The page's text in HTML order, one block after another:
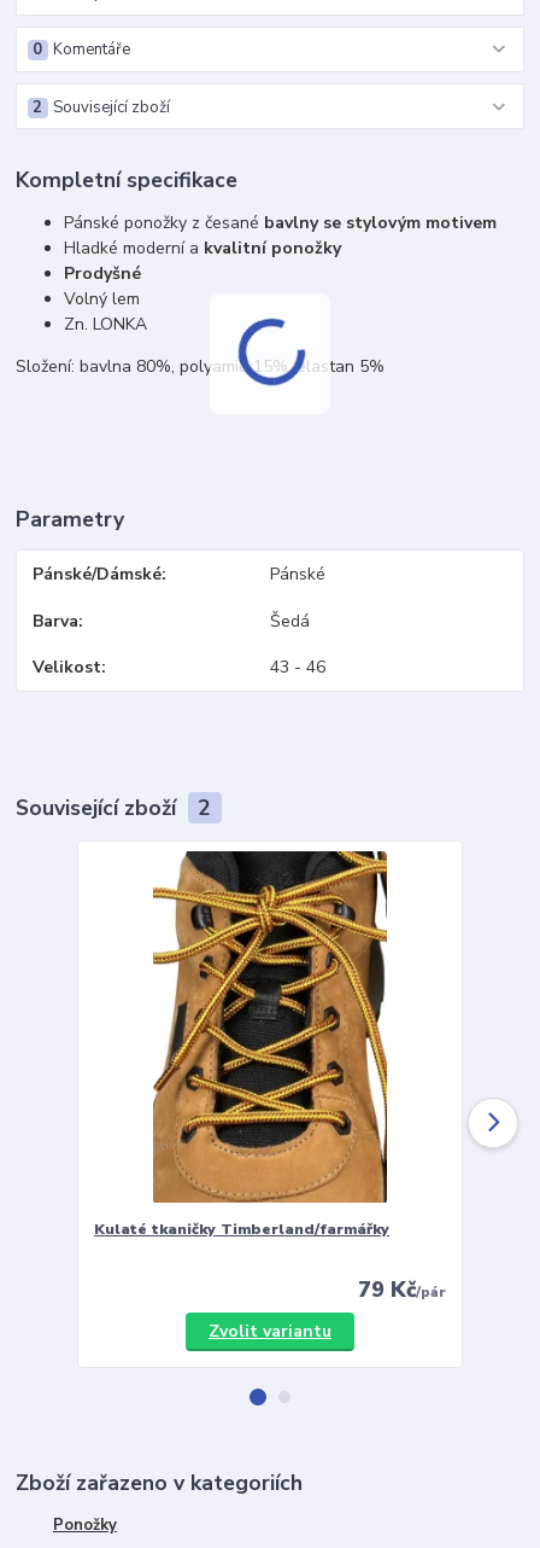
Komentáře
0
Související zboží
2
Kompletní specifikace
Pánské ponožky z česané bavlny se stylovým motivem
Hladké moderní a kvalitní ponožky
Prodyšné
Volný lem
Zn. LONKA
Složení: bavlna 80%, polyamid 15%, elastan 5%
Parametry
Pánské/Dámské Pánské
Barva Šedá
Velikost 43 - 46
Související zboží 2
Kulaté tkaničky Timberland/farmářky
79 Kč/pár
Zvolit variantu
Zboží zařazeno v kategoriích
Ponožky